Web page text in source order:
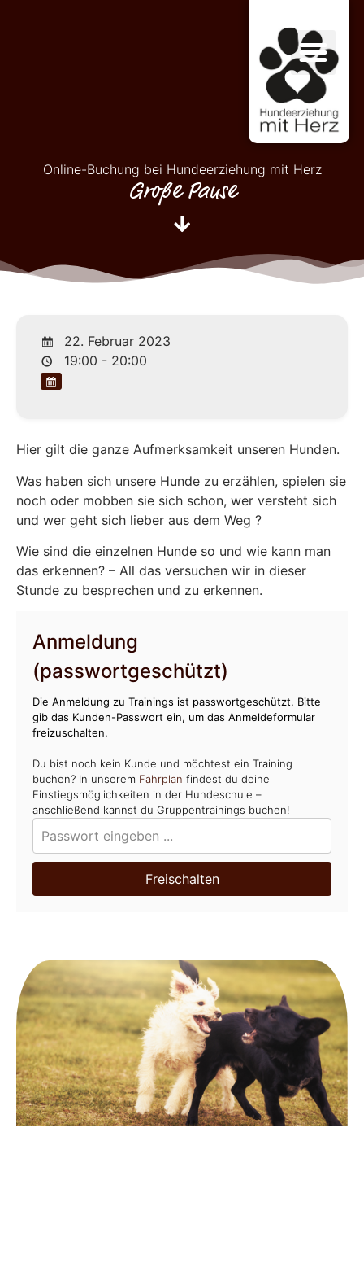
Online-Buchung bei Hundeerziehung mit Herz
Große Pause
22. Februar 2023
19:00 - 20:00
Hier gilt die ganze Aufmerksamkeit unseren Hunden.
Was haben sich unsere Hunde zu erzählen, spielen sie
noch oder mobben sie sich schon, wer versteht sich
und wer geht sich lieber aus dem Weg ?
Wie sind die einzelnen Hunde so und wie kann man
das erkennen? – All das versuchen wir in dieser
Stunde zu besprechen und zu erkennen.
Anmeldung
(passwortgeschützt)
Die Anmeldung zu Trainings ist passwortgeschützt. Bitte
gib das Kunden-Passwort ein, um das Anmeldeformular
freizuschalten.
Du bist noch kein Kunde und möchtest ein Training
buchen? In unserem Fahrplan findest du deine
Einstiegsmöglichkeiten in der Hundeschule –
anschließend kannst du Gruppentrainings buchen!
Freischalten